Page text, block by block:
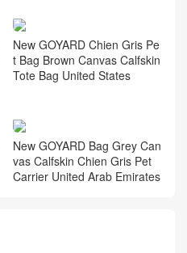
New GOYARD Chien Gris Pe
t Bag Brown Canvas Calfskin
Tote Bag United States
New GOYARD Bag Grey Can
vas Calfskin Chien Gris Pet
Carrier United Arab Emirates